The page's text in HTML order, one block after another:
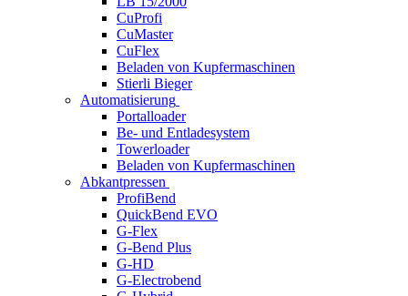
CuProfi
CuMaster
CuFlex
Beladen von Kupfermaschinen
Stierli Bieger
Automatisierung
Portalloader
Be- und Entladesystem
Towerloader
Beladen von Kupfermaschinen
Abkantpressen
ProfiBend
QuickBend EVO
G-Flex
G-Bend Plus
G-HD
G-Electrobend